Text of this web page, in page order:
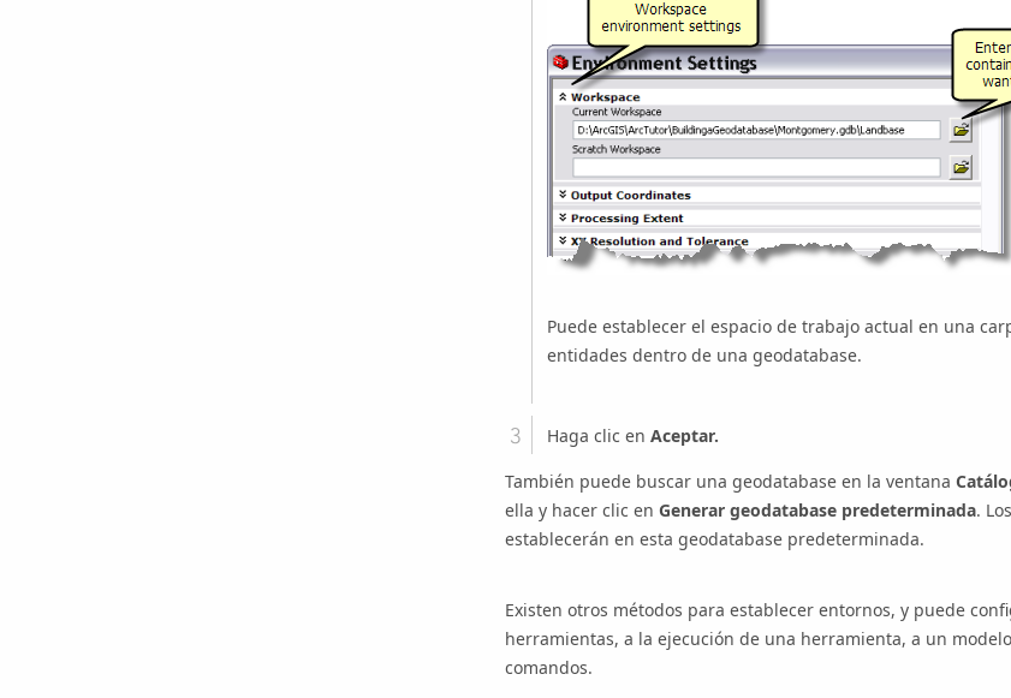
Puede establecer el espacio de trabajo actual en una
entidades dentro de una geodatabase.
Haga clic en Aceptar.
También puede buscar una geodatabase en la ventana
ella y hacer clic en Generar geodatabase predeterminada.
establecerán en esta geodatabase predeterminada.
Existen otros métodos para establecer entornos, y puede
herramientas, a la ejecución de una herramienta, a un
comandos.